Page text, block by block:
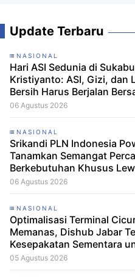
Update Terbaru
NASIONAL
Hari ASI Sedunia di
Kristiyanto: ASI, Gizi, dan
Bersih Harus Berjalan
06 Agustus 2026
NASIONAL
Srikandi PLN Indonesia
Tanamkan Semangat
Berkebutuhan Khusus
Srikandi Mengajar
06 Agustus 2026
NASIONAL
Optimalisasi Terminal
Memanas, Dishub Jabar
Kesepakatan Sementara
Ketegangan
05 Agustus 2026